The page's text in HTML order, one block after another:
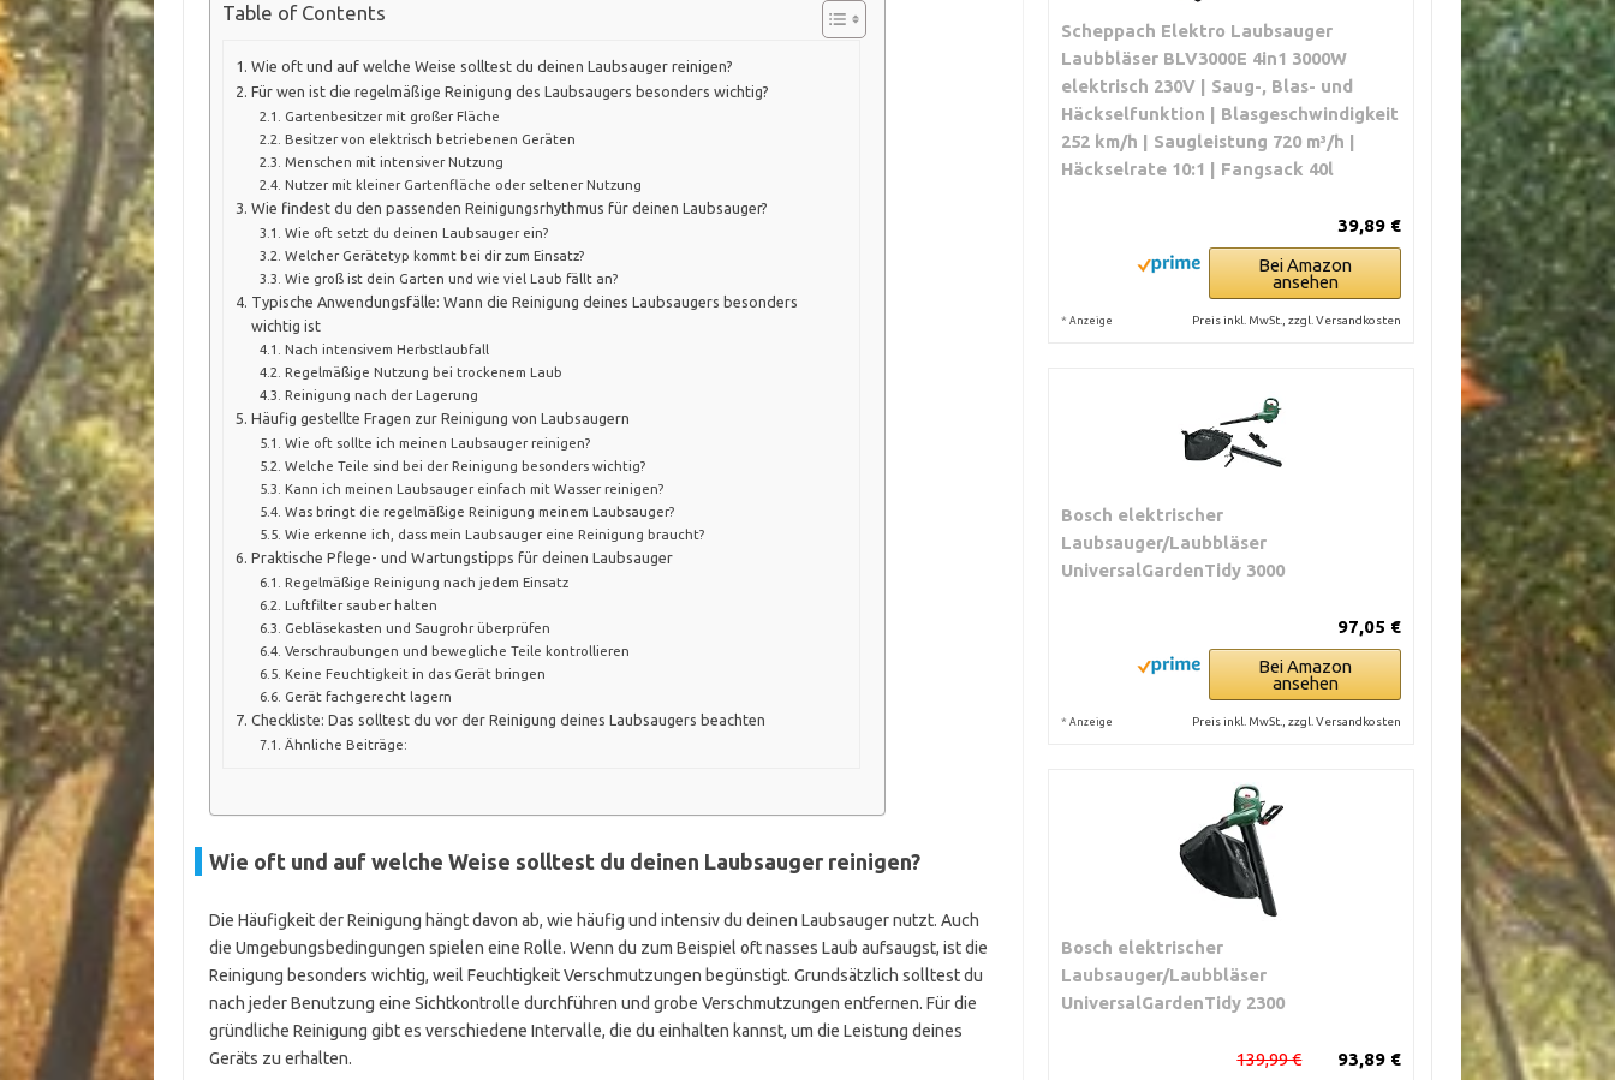
Table of Contents
Wie oft und auf welche Weise solltest du deinen Laubsauger reinigen?
Für wen ist die regelmäßige Reinigung des Laubsaugers besonders wichtig?
Gartenbesitzer mit großer Fläche
Besitzer von elektrisch betriebenen Geräten
Menschen mit intensiver Nutzung
Nutzer mit kleiner Gartenfläche oder seltener Nutzung
Wie findest du den passenden Reinigungsrhythmus für deinen Laubsauger?
Wie oft setzt du deinen Laubsauger ein?
Welcher Gerätetyp kommt bei dir zum Einsatz?
Wie groß ist dein Garten und wie viel Laub fällt an?
Typische Anwendungsfälle: Wann die Reinigung deines Laubsaugers besonders
wichtig ist
Nach intensivem Herbstlaubfall
Regelmäßige Nutzung bei trockenem Laub
Reinigung nach der Lagerung
Häufig gestellte Fragen zur Reinigung von Laubsaugern
Wie oft sollte ich meinen Laubsauger reinigen?
Welche Teile sind bei der Reinigung besonders wichtig?
Kann ich meinen Laubsauger einfach mit Wasser reinigen?
Was bringt die regelmäßige Reinigung meinem Laubsauger?
Wie erkenne ich, dass mein Laubsauger eine Reinigung braucht?
Praktische Pflege- und Wartungstipps für deinen Laubsauger
Regelmäßige Reinigung nach jedem Einsatz
Luftfilter sauber halten
Gebläsekasten und Saugrohr überprüfen
Verschraubungen und bewegliche Teile kontrollieren
Keine Feuchtigkeit in das Gerät bringen
Gerät fachgerecht lagern
Checkliste: Das solltest du vor der Reinigung deines Laubsaugers beachten
Ähnliche Beiträge:
Wie oft und auf welche Weise solltest du deinen Laubsauger reinigen?
Die Häufigkeit der Reinigung hängt davon ab, wie häufig und intensiv du deinen Laubsauger nutzt. Auch
die Umgebungsbedingungen spielen eine Rolle. Wenn du zum Beispiel oft nasses Laub aufsaugst, ist die
Reinigung besonders wichtig, weil Feuchtigkeit Verschmutzungen begünstigt. Grundsätzlich solltest du
nach jeder Benutzung eine Sichtkontrolle durchführen und grobe Verschmutzungen entfernen. Für die
gründliche Reinigung gibt es verschiedene Intervalle, die du einhalten kannst, um die Leistung deines
Geräts zu erhalten.
Scheppach Elektro Laubsauger
Laubbläser BLV3000E 4in1 3000W
elektrisch 230V | Saug-, Blas- und
Häckselfunktion | Blasgeschwindigkeit
252 km/h | Saugleistung 720 m³/h |
Häckselrate 10:1 | Fangsack 40l
39,89 €
Bei Amazon
ansehen
* Anzeige Preis inkl. MwSt., zzgl. Versandkosten
Bosch elektrischer
Laubsauger/Laubbläser
UniversalGardenTidy 3000
97,05 €
Bei Amazon
ansehen
* Anzeige Preis inkl. MwSt., zzgl. Versandkosten
Bosch elektrischer
Laubsauger/Laubbläser
UniversalGardenTidy 2300
93,89 €
139,99 €